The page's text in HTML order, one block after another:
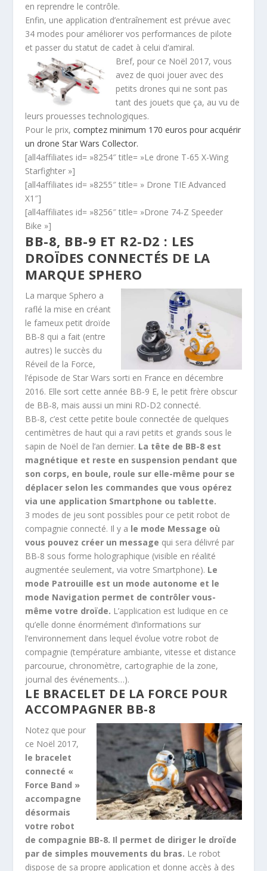
en reprendre le contrôle.
Enfin, une application d’entraînement est prévue avec
34 modes pour améliorer vos performances de pilote
et passer du statut de cadet à celui d’amiral.
Bref, pour ce Noël 2017, vous
avez de quoi jouer avec des
petits drones qui ne sont pas
tant des jouets que ça, au vu de
leurs prouesses technologiques.
Pour le prix,comptez minimum 170 euros pour acquérir
un drone Star Wars Collector.
[all4affiliates id= »8254″ title= »Le drone T-65 X-Wing
Starfighter »]
[all4affiliates id= »8255″ title= » Drone TIE Advanced
X1″]
[all4affiliates id= »8256″ title= »Drone 74-Z Speeder
Bike »]
BB-8, BB-9 ET R2-D2 : LES
DROÏDES CONNECTÉS DE LA
MARQUE SPHERO
La marque Sphero a
raflé la mise en créant
le fameux petit droïde
BB-8 qui a fait (entre
autres) le succès du
Réveil de la Force,
l’épisode de Star Wars sorti en France en décembre
2016. Elle sort cette année BB-9 E, le petit frère obscur
de BB-8, mais aussi un mini RD-D2 connecté.
BB-8, c’est cette petite boule connectée de quelques
centimètres de haut qui a ravi petits et grands sous le
sapin de Noël de l’an dernier. La tête de BB-8 est
magnétique et reste en suspension pendant que
son corps, en boule, roule sur elle-même pour se
déplacer selon les commandes que vous opérez
via une application Smartphone ou tablette.
3 modes de jeu sont possibles pour ce petit robot de
compagnie connecté. Il y a le mode Message où
vous pouvez créer un message qui sera délivré par
BB-8 sous forme holographique (visible en réalité
augmentée seulement, via votre Smartphone). Le
mode Patrouille est un mode autonome et le
mode Navigation permet de contrôler vous-
même votre droïde. L’application est ludique en ce
qu’elle donne énormément d’informations sur
l’environnement dans lequel évolue votre robot de
compagnie (température ambiante, vitesse et distance
parcourue, chronomètre, cartographie de la zone,
journal des événements…).
LE BRACELET DE LA FORCE POUR
ACCOMPAGNER BB-8
Notez que pour
ce Noël 2017,
le bracelet
connecté «
Force Band »
accompagne
désormais
votre robot
de compagnie BB-8. Il permet de diriger le droïde
par de simples mouvements du bras. Le robot
dispose de sa propre application et donne accès à des